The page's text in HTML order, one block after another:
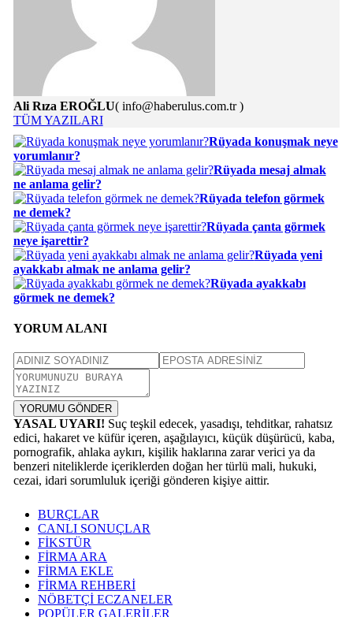
Ali Rıza EROĞLU( info@haberulus.com.tr )
TÜM YAZILARI
Rüyada konuşmak neye
yorumlanır?
Rüyada mesaj almak
ne anlama gelir?
Rüyada telefon görmek
ne demek?
Rüyada çanta görmek
neye işarettir?
Rüyada yeni
ayakkabı almak ne anlama gelir?
Rüyada ayakkabı
görmek ne demek?
YORUM ALANI
YORUMU GÖNDER
YASAL UYARI! Suç teşkil edecek, yasadışı, tehditkar, rahatsız
edici, hakaret ve küfür içeren, aşağılayıcı, küçük düşürücü, kaba,
pornografik, ahlaka aykırı, kişilik haklarına zarar verici ya da
benzeri niteliklerde içeriklerden doğan her türlü mali, hukuki,
cezai, idari sorumluluk içeriği gönderen kişiye aittir.
BURÇLAR
CANLI SONUÇLAR
FİKSTÜR
FİRMA ARA
FİRMA EKLE
FİRMA REHBERİ
NÖBETÇİ ECZANELER
POPÜLER GALERİLER